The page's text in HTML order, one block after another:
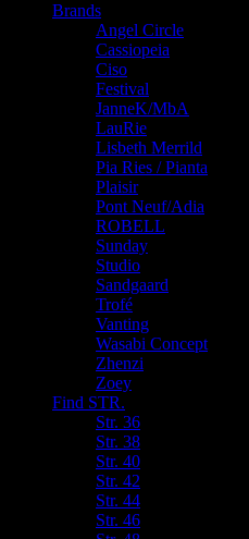
Brands
Angel Circle
Cassiopeia
Ciso
Festival
JanneK/MbA
LauRie
Lisbeth Merrild
Pia Ries / Pianta
Plaisir
Pont Neuf/Adia
ROBELL
Sunday
Studio
Sandgaard
Trofé
Vanting
Wasabi Concept
Zhenzi
Zoey
Find STR.
Str. 36
Str. 38
Str. 40
Str. 42
Str. 44
Str. 46